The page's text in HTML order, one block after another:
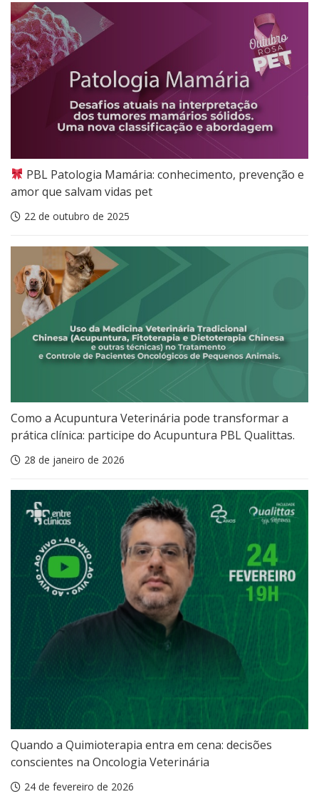
PBL Patologia Mamária: conhecimento, prevenção e
amor que salvam vidas pet
22 de outubro de 2025
Como a Acupuntura Veterinária pode transformar a
prática clínica: participe do Acupuntura PBL Qualittas.
28 de janeiro de 2026
Quando a Quimioterapia entra em cena: decisões
conscientes na Oncologia Veterinária
24 de fevereiro de 2026